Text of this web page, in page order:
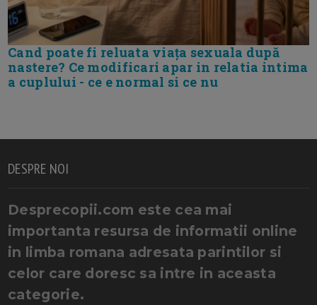
Cand poate fi reluata viața sexuala după
nastere? Ce modificari apar in relatia intima
a cuplului - ce e normal si ce nu
DESPRE NOI
Desprecopii.com este cea mai
importanta resursa de informatii online
in limba romana adresata parintilor si
celor care doresc sa intre in aceasta
categorie.